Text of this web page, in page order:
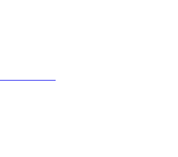
600 544 445